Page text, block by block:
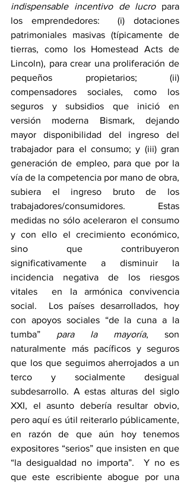
indispensable incentivo de lucro para
los emprendedores:  (i) dotaciones
patrimoniales masivas (típicamente de
tierras, como los Homestead Acts de
Lincoln), para crear una proliferación de
pequeños propietarios; (ii)
compensadores sociales, como los
seguros y subsidios que inició en
versión moderna Bismark, dejando
mayor disponibilidad del ingreso del
trabajador para el consumo; y (iii) gran
generación de empleo, para que por la
vía de la competencia por mano de obra,
subiera el ingreso bruto de los
trabajadores/consumidores.  Estas
medidas no sólo aceleraron el consumo
y con ello el crecimiento económico,
sino que contribuyeron
significativamente a disminuir la
incidencia negativa de los riesgos
vitales  en la armónica convivencia
social.  Los países desarrollados, hoy
con apoyos sociales “de la cuna a la
tumba” para la mayoría, son
naturalmente más pacíficos y seguros
que los que seguimos aherrojados a un
terco y socialmente desigual
subdesarrollo. A estas alturas del siglo
XXI, el asunto debería resultar obvio,
pero aquí es útil reiterarlo públicamente,
en razón de que aún hoy tenemos
expositores “serios” que insisten en que
“la desigualdad no importa”.  Y no es
que este escribiente abogue por una